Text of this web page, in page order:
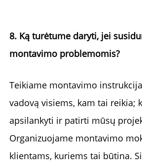
8. Ką turėtume daryti, jei
montavimo problemomis?
Teikiame
vadovą visiems, kam tai reikia;
apsilankyti ir patirti mūsų
Organizuojame montavimo
klientams, kuriems tai būtina.